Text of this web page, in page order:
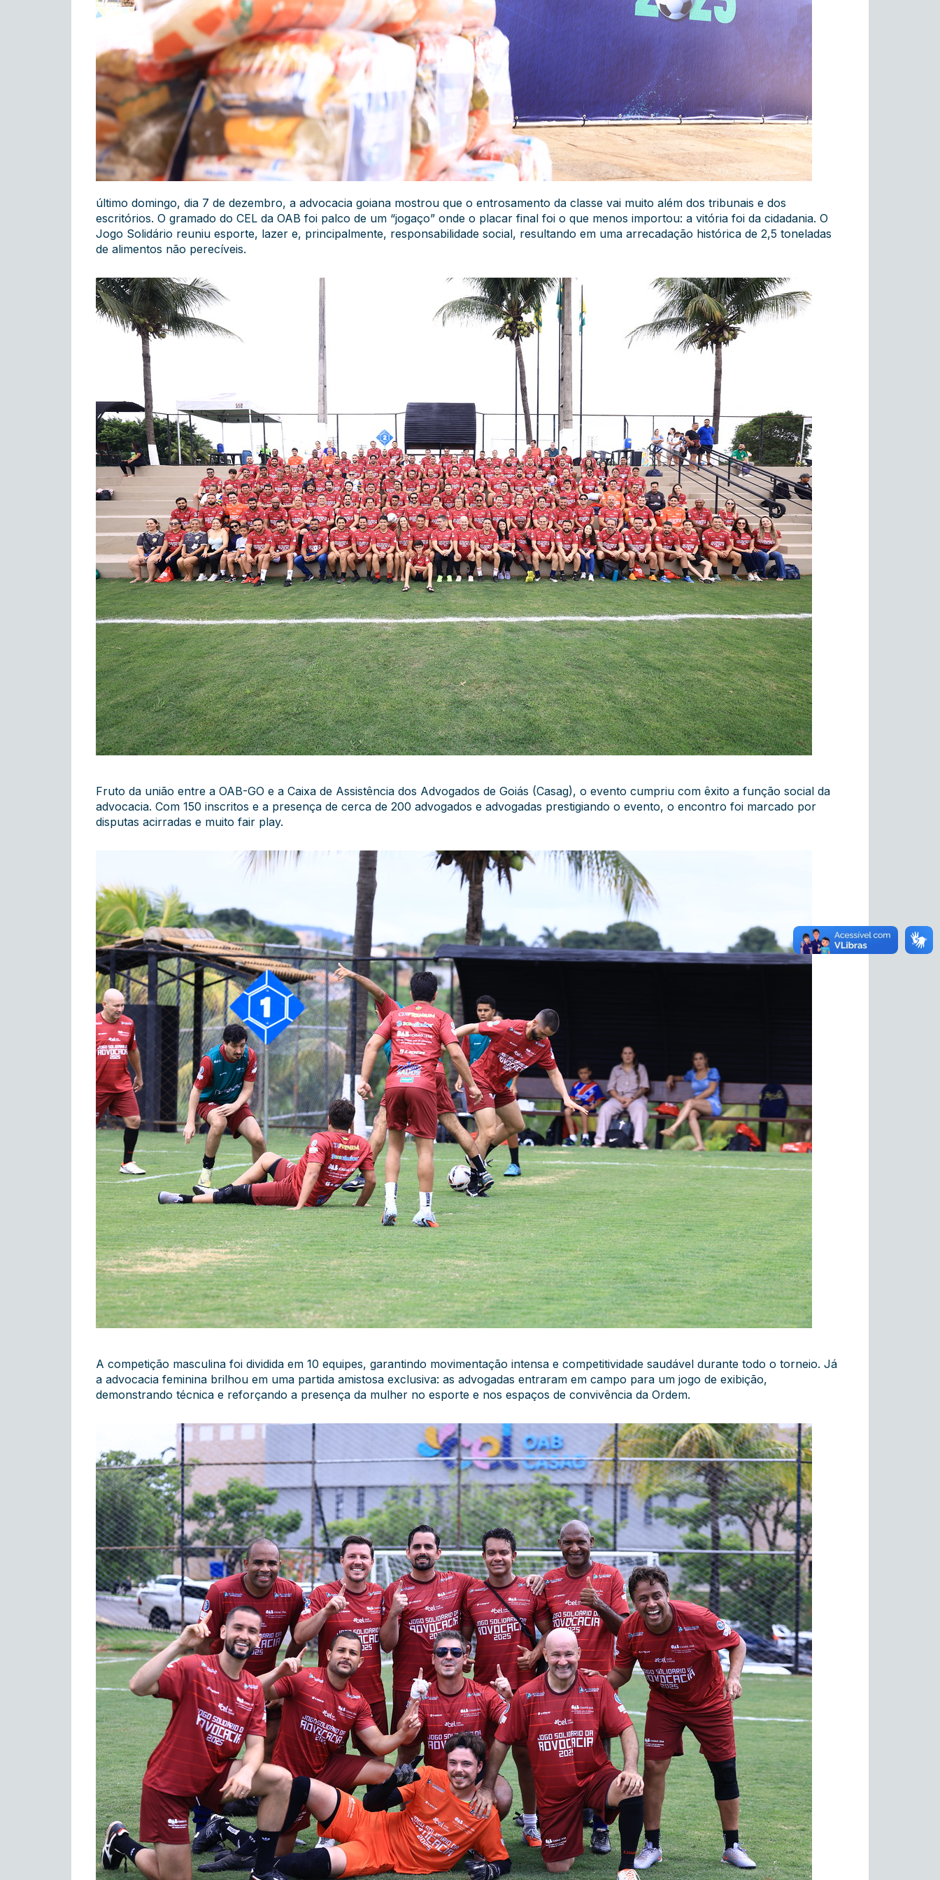
último domingo, dia 7 de dezembro, a advocacia goiana mostrou que o entrosamento da classe vai muito além dos tribunais e dos
escritórios. O gramado do CEL da OAB foi palco de um “jogaço” onde o placar final foi o que menos importou: a vitória foi da cidadania. O
Jogo Solidário reuniu esporte, lazer e, principalmente, responsabilidade social, resultando em uma arrecadação histórica de 2,5 toneladas
de alimentos não perecíveis.
Fruto da união entre a OAB-GO e a Caixa de Assistência dos Advogados de Goiás (Casag), o evento cumpriu com êxito a função social da
advocacia. Com 150 inscritos e a presença de cerca de 200 advogados e advogadas prestigiando o evento, o encontro foi marcado por
disputas acirradas e muito fair play.
A competição masculina foi dividida em 10 equipes, garantindo movimentação intensa e competitividade saudável durante todo o torneio. Já
a advocacia feminina brilhou em uma partida amistosa exclusiva: as advogadas entraram em campo para um jogo de exibição,
demonstrando técnica e reforçando a presença da mulher no esporte e nos espaços de convivência da Ordem.